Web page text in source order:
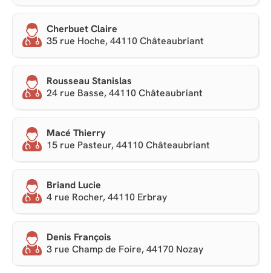
Cherbuet Claire
35 rue Hoche, 44110 Châteaubriant
Rousseau Stanislas
24 rue Basse, 44110 Châteaubriant
Macé Thierry
15 rue Pasteur, 44110 Châteaubriant
Briand Lucie
4 rue Rocher, 44110 Erbray
Denis François
3 rue Champ de Foire, 44170 Nozay